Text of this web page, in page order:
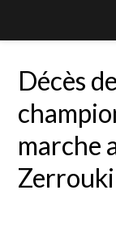
Décès
marche
Zerrouki